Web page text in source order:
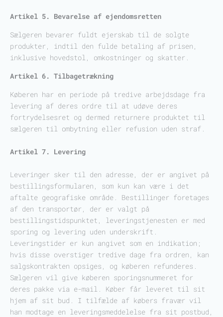
Artikel 5. Bevarelse af ejendomsretten
Sælgeren bevarer fuldt ejerskab til de solgte
produkter, indtil den fulde betaling af prisen,
inklusive hovedstol, omkostninger og skatter.
Artikel 6. Tilbagetrækning
Køberen har en periode på tredive arbejdsdage fra
levering af deres ordre til at udøve deres
fortrydelsesret og dermed returnere produktet til
sælgeren til ombytning eller refusion uden straf.
Artikel 7. Levering
Leveringer sker til den adresse, der er angivet på
bestillingsformularen, som kun kan være i det
aftalte geografiske område. Bestillinger foretages
af den transportør, der er valgt på
bestillingstidspunktet, leveringstjenesten er med
sporing og levering uden underskrift.
Leveringstider er kun angivet som en indikation;
hvis disse overstiger tredive dage fra ordren, kan
salgskontrakten opsiges, og køberen refunderes.
Sælgeren vil give køberen sporingsnummeret for
deres pakke via e-mail. Køber får leveret til sit
hjem af sit bud. I tilfælde af købers fravær vil
han modtage en leveringsmeddelelse fra sit postbud,